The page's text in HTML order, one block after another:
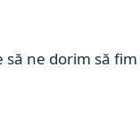
să ne dorim să